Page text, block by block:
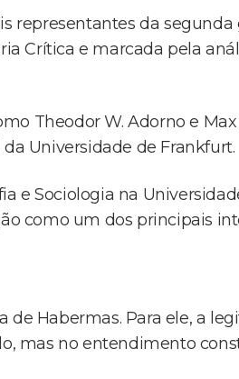
representantes da segunda
Crítica e marcada pela
Theodor W. Adorno e
Universidade de Frankfurt.
e Sociologia na
como um dos principais
de Habermas. Para ele, a
mas no entendimento